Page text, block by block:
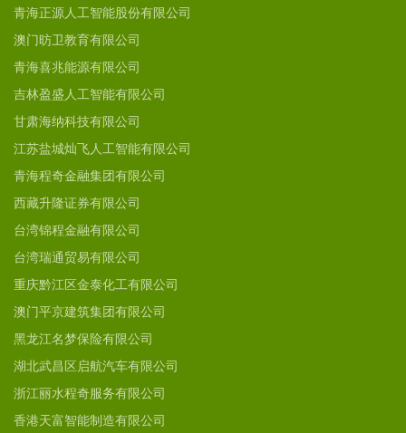
青海正源人工智能股份有限公司
澳门昉卫教育有限公司
青海喜兆能源有限公司
吉林盈盛人工智能有限公司
甘肃海纳科技有限公司
江苏盐城灿飞人工智能有限公司
青海程奇金融集团有限公司
西藏升隆证券有限公司
台湾锦程金融有限公司
台湾瑞通贸易有限公司
重庆黔江区金泰化工有限公司
澳门平京建筑集团有限公司
黑龙江名梦保险有限公司
湖北武昌区启航汽车有限公司
浙江丽水程奇服务有限公司
香港天富智能制造有限公司